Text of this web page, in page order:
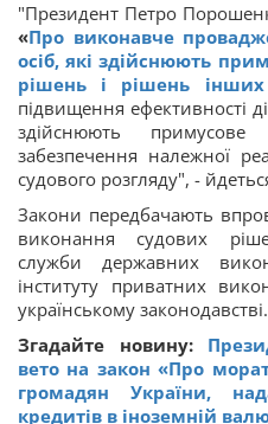
"Президент Петро
«Про виконавче
осіб, які здійснюють
рішень і рішень інших
підвищення ефективності
здійснюють
забезпечення належної
судового розгляду", -
Закони передбачають
виконання судових
служби державних
інституту приватних
українському законодавстві.
Згадайте новину:
вето на закон «Про
громадян України,
кредитів в іноземній